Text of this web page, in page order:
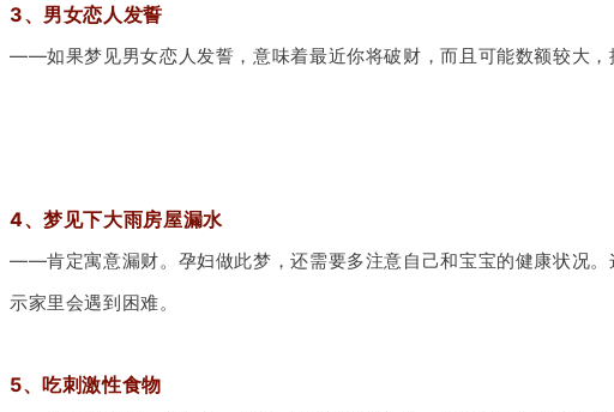
3、男女恋人发誓
——如果梦见男女恋人发誓，意味着最近你将破财，而且可能数额较大，
4、梦见下大雨房屋漏水
——肯定寓意漏财。孕妇做此梦，还需要多注意自己和宝宝的健康状况。
示家里会遇到困难。
5、吃刺激性食物